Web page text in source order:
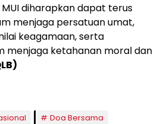
MUI diharapkan dapat terus
menjaga persatuan umat,
keagamaan, serta
menjaga ketahanan moral dan
Doa Bersama